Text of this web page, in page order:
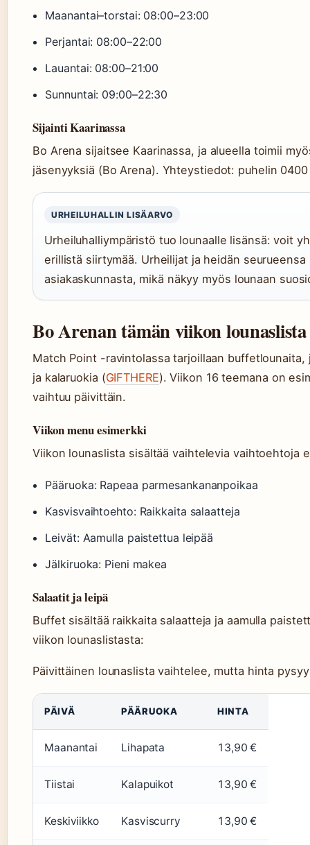
Maanantai–torstai: 08:00–23:00
Perjantai: 08:00–22:00
Lauantai: 08:00–21:00
Sunnuntai: 09:00–22:30
Sijainti Kaarinassa
Bo Arena sijaitsee Kaarinassa, ja alueella toimii
jäsenyyksiä (Bo Arena). Yhteystiedot: puhelin
URHEILUHALLIN LISÄARVO
Urheiluhalliympäristö tuo lounaalle lisänsä: voit
erillistä siirtymää. Urheilijat ja heidän
asiakaskunnasta, mikä näkyy myös lounaan
Bo Arenan tämän viikon lounaslista
Match Point -ravintolassa tarjoillaan
ja kalaruokia (GIFTHERE). Viikon 16 teemana on
vaihtuu päivittäin.
Viikon menu esimerkki
Viikon lounaslista sisältää vaihtelevia vaihtoehtoja
Pääruoka: Rapeaa parmesankananpoikaa
Kasvisvaihtoehto: Raikkaita salaatteja
Leivät: Aamulla paistettua leipää
Jälkiruoka: Pieni makea
Salaatit ja leipä
Buffet sisältää raikkaita salaatteja ja aamulla
viikon lounaslistasta:
Päivittäinen lounaslista vaihtelee, mutta hinta
PÄIVÄ PÄÄRUOKA HINTA
Maanantai Lihapata 13,90 €
Tiistai Kalapuikot 13,90 €
Keskiviikko Kasviscurry 13,90 €